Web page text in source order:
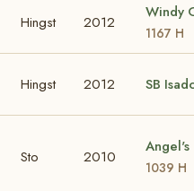
Hingst 2012
Windy
1167 H
Hingst 2012 SB
Sto 2010
1039 H